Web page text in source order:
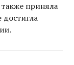
приняла